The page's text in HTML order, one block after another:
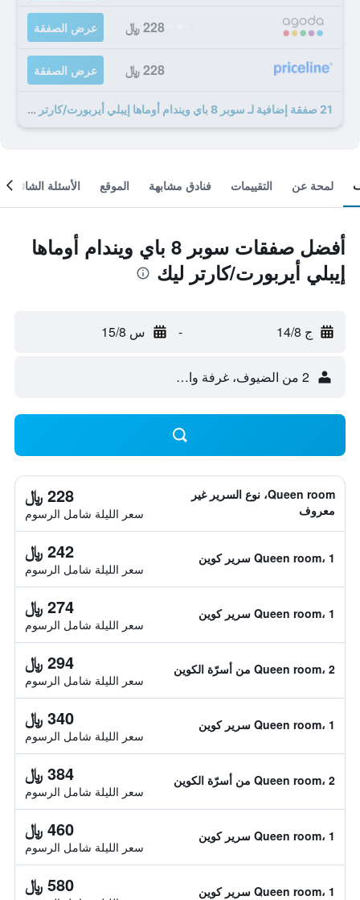
228 ﷼ عرض الصفقة
228 ﷼ عرض الصفقة
21 صفقة إضافية لـ سوبر 8 باي ويندام أوماها إيبلي أيربورت/كارتر ليك
لمحة عن التقييمات فنادق مشابهة الموقع الأسئلة الشائعة
أفضل صفقات سوبر 8 باي ويندام أوماها
إيبلي أيربورت/كارتر ليك
ج 14/8 - س 15/8
2 من الضيوف، غرفة واحدة
Queen room، نوع السرير غير
معروف
228 ﷼
سعر الليلة شامل الرسوم
Queen room، 1 سرير كوين 242 ﷼
سعر الليلة شامل الرسوم
Queen room، 1 سرير كوين 274 ﷼
سعر الليلة شامل الرسوم
Queen room، 2 من أسرّة الكوين 294 ﷼
سعر الليلة شامل الرسوم
Queen room، 1 سرير كوين 340 ﷼
سعر الليلة شامل الرسوم
Queen room، 2 من أسرّة الكوين 384 ﷼
سعر الليلة شامل الرسوم
Queen room، 1 سرير كوين 460 ﷼
سعر الليلة شامل الرسوم
Queen room، 1 سرير كوين 580 ﷼